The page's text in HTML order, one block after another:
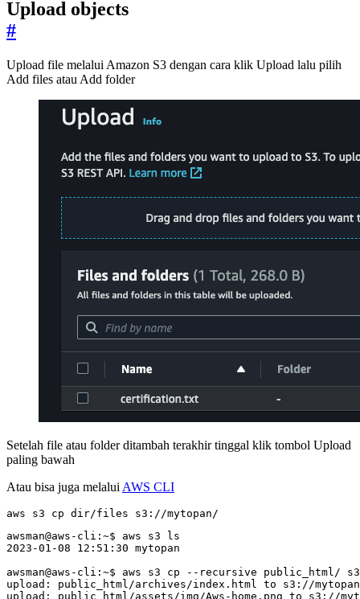
Upload objects
#
Upload file melalui Amazon S3 dengan cara klik Upload lalu pilih
Add files atau Add folder
Setelah file atau folder ditambah terakhir tinggal klik tombol Upload
paling bawah
Atau bisa juga melalui AWS CLI
aws s3 cp dir/files s3://mytopan/